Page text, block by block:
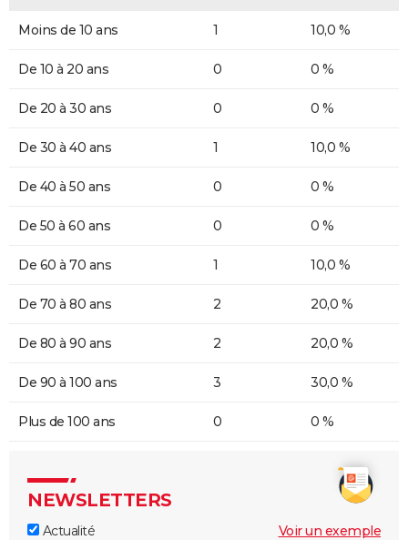
Moins de 10 ans 1 10,0 %
De 10 à 20 ans 0 0 %
De 20 à 30 ans 0 0 %
De 30 à 40 ans 1 10,0 %
De 40 à 50 ans 0 0 %
De 50 à 60 ans 0 0 %
De 60 à 70 ans 1 10,0 %
De 70 à 80 ans 2 20,0 %
De 80 à 90 ans 2 20,0 %
De 90 à 100 ans 3 30,0 %
Plus de 100 ans 0 0 %
NEWSLETTERS
Actualité
Voir un exemple